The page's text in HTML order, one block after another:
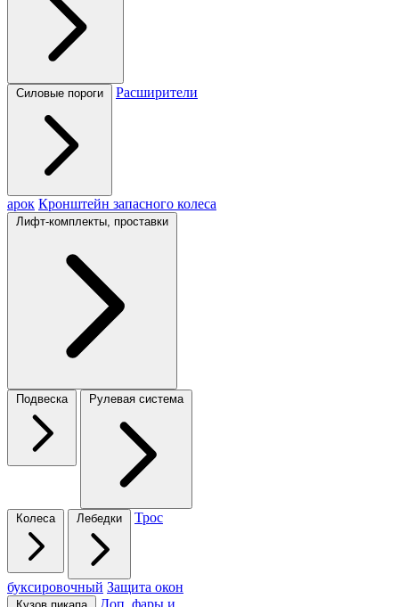
Силовые пороги Расширители
арок Кронштейн запасного колеса
Лифт-комплекты, проставки
Подвеска Рулевая система
Колеса Лебедки Трос
буксировочный Защита окон
Доп. фары и